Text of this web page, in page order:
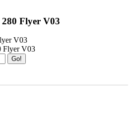
Flyer V03
V03
Go!